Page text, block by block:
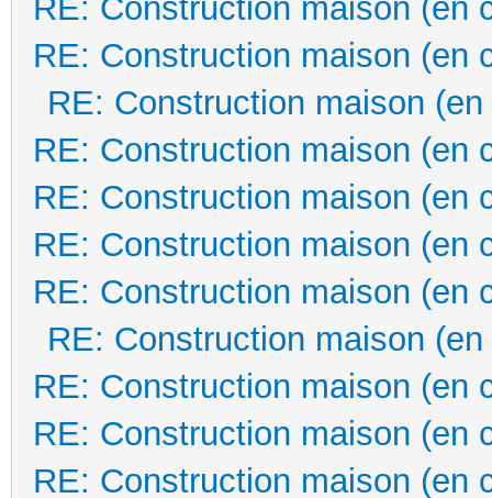
RE: Construction maison (en
RE: Construction maison (en
RE: Construction maison
RE: Construction maison (en
RE: Construction maison (en
RE: Construction maison (en
RE: Construction maison (en
RE: Construction maison
RE: Construction maison (en
RE: Construction maison (en
RE: Construction maison (en